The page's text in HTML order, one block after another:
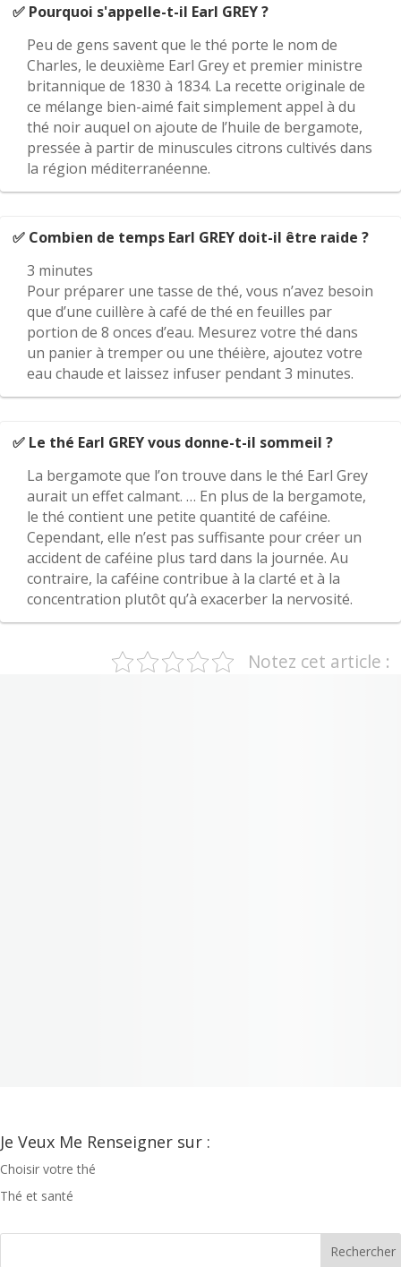
✅ Pourquoi s'appelle-t-il Earl GREY ?
Peu de gens savent que le thé porte le nom de
Charles, le deuxième Earl Grey et premier ministre
britannique de 1830 à 1834. La recette originale de
ce mélange bien-aimé fait simplement appel à du
thé noir auquel on ajoute de l’huile de bergamote,
pressée à partir de minuscules citrons cultivés dans
la région méditerranéenne.
✅ Combien de temps Earl GREY doit-il être raide ?
3 minutes
Pour préparer une tasse de thé, vous n’avez besoin
que d’une cuillère à café de thé en feuilles par
portion de 8 onces d’eau. Mesurez votre thé dans
un panier à tremper ou une théière, ajoutez votre
eau chaude et laissez infuser pendant 3 minutes.
✅ Le thé Earl GREY vous donne-t-il sommeil ?
La bergamote que l’on trouve dans le thé Earl Grey
aurait un effet calmant. … En plus de la bergamote,
le thé contient une petite quantité de caféine.
Cependant, elle n’est pas suffisante pour créer un
accident de caféine plus tard dans la journée. Au
contraire, la caféine contribue à la clarté et à la
concentration plutôt qu’à exacerber la nervosité.
Notez cet article :
Je Veux Me Renseigner sur :
Choisir votre thé
Thé et santé